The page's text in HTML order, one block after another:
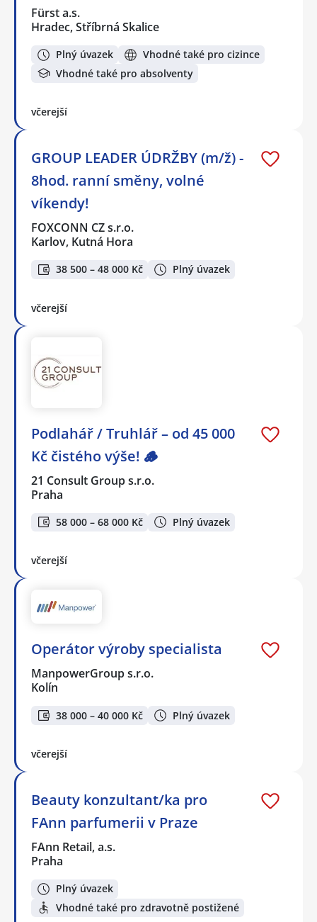
Fürst a.s.
Hradec, Stříbrná Skalice
Plný úvazek
Vhodné také pro cizince
Vhodné také pro absolventy
včerejší
GROUP LEADER ÚDRŽBY (m/ž) -
8hod. ranní směny, volné
víkendy!
FOXCONN CZ s.r.o.
Karlov, Kutná Hora
38 500 – 48 000 Kč Plný úvazek
včerejší
Podlahář / Truhlář – od 45 000
Kč čistého výše! 🪵
21 Consult Group s.r.o.
Praha
58 000 – 68 000 Kč Plný úvazek
včerejší
Operátor výroby specialista
ManpowerGroup s.r.o.
Kolín
38 000 – 40 000 Kč Plný úvazek
včerejší
Beauty konzultant/ka pro
FAnn parfumerii v Praze
FAnn Retail, a.s.
Praha
Plný úvazek
Vhodné také pro zdravotně postižené